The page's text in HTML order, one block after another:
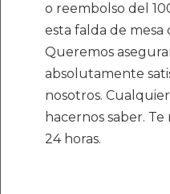
o reembolso del
esta falda de
Queremos
absolutamente
nosotros.
hacernos saber.
24 horas.